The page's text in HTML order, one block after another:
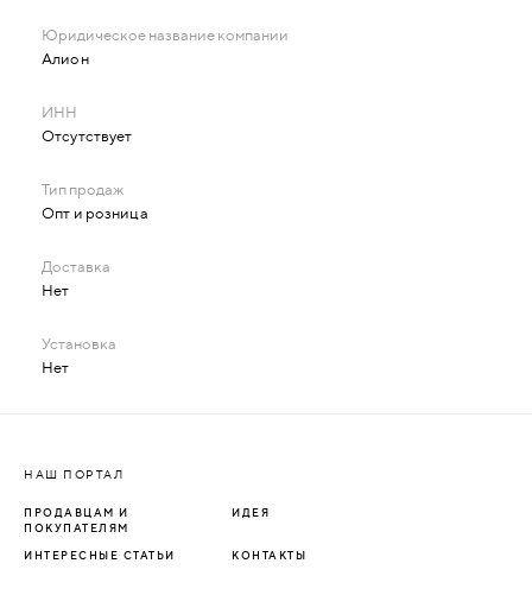
Алион
Отсутствует
Опт и розница
Нет
Нет
НАШ ПОРТАЛ
ПРОДАВЦАМ И
ПОКУПАТЕЛЯМ
ИДЕЯ
ИНТЕРЕСНЫЕ СТАТЬИ КОНТАКТЫ